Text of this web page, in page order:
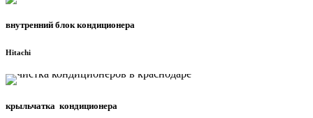
внутренний блок кондиционера
Hitachi
крыльчатка кондиционера